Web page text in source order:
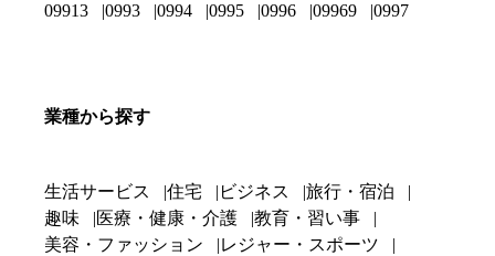
09913
0993 0994 0995 0996 09969 0997
業種から探す
生活サービス 住宅 ビジネス
旅行・宿泊
趣味
医療・健康・介護
教育・習い事
美容・ファッション
レジャー・スポーツ